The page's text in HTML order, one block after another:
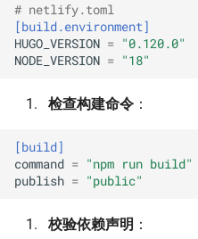
# netlify.toml
[build.environment]
HUGO_VERSION = "0.120.0"
NODE_VERSION = "18"
检查构建命令 ：
[build]
command = "npm run build"
publish = "public"
校验依赖声明 ：